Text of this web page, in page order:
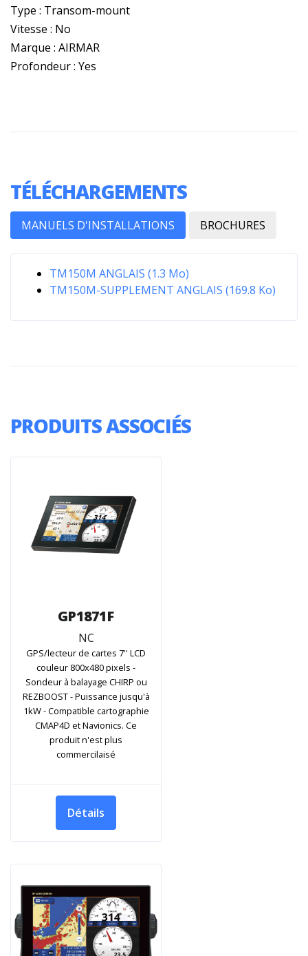
Type : Transom-mount
Vitesse : No
Marque : AIRMAR
Profondeur : Yes
TÉLÉCHARGEMENTS
MANUELS D'INSTALLATIONS BROCHURES
TM150M ANGLAIS (1.3 Mo)
TM150M-SUPPLEMENT ANGLAIS (169.8 Ko)
PRODUITS ASSOCIÉS
GP1871F
NC
GPS/lecteur de cartes 7'' LCD
couleur 800x480 pixels -
Sondeur à balayage CHIRP ou
REZBOOST - Puissance jusqu'à
1kW - Compatible cartographie
CMAP4D et Navionics. Ce
produit n'est plus
commercilaisé
Détails